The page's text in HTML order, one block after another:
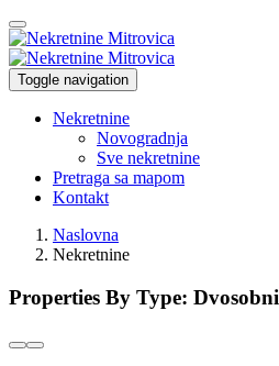
Toggle navigation
Nekretnine
Novogradnja
Sve nekretnine
Pretraga sa mapom
Kontakt
Naslovna
Nekretnine
Properties By Type: Dvosobni